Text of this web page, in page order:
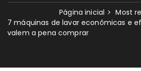
Página inicial
Most
7 máquinas de lavar econômicas e
valem a pena comprar